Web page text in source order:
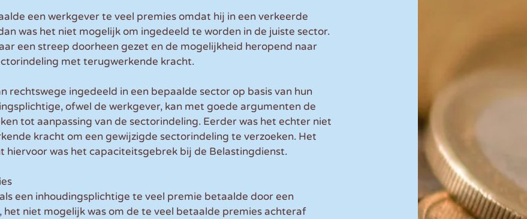
een werkgever te veel premies omdat hij in een verkeerde
was het niet mogelijk om ingedeeld te worden in de juiste sector.
een streep doorheen gezet en de mogelijkheid heropend naar
met terugwerkende kracht.
rechtswege ingedeeld in een bepaalde sector op basis van hun
ofwel de werkgever, kan met goede argumenten de
tot aanpassing van de sectorindeling. Eerder was het echter niet
kracht om een gewijzigde sectorindeling te verzoeken. Het
hiervoor was het capaciteitsgebrek bij de Belastingdienst.
een inhoudingsplichtige te veel premie betaalde door een
het niet mogelijk was om de te veel betaalde premies achteraf